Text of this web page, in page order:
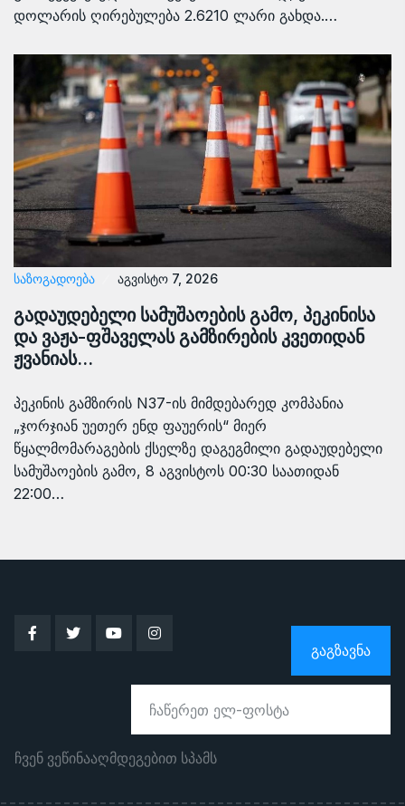
დოლარის ღირებულება 2.6210 ლარი გახდა.…
ᲡᲐᲖᲝᲒᲐᲓᲝᲔᲑᲐ აგვისტო 7, 2026
გადაუდებელი სამუშაოების გამო, პეკინისა
და ვაჟა-ფშაველას გამზირების კვეთიდან
ჟვანიას…
პეკინის გამზირის N37-ის მიმდებარედ კომპანია
„ჯორჯიან უეთერ ენდ ფაუერის“ მიერ
წყალმომარაგების ქსელზე დაგეგმილი გადაუდებელი
სამუშაოების გამო, 8 აგვისტოს 00:30 საათიდან
22:00…
ᲒᲐᲒᲖᲐᲕᲜᲐ
ჩვენ ვეწინააღმდეგებით სპამს